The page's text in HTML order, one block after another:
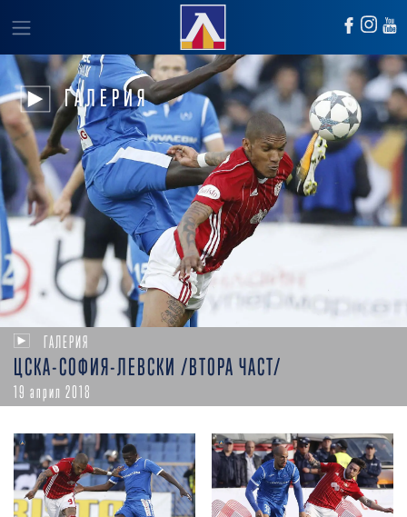
ГАЛЕРИЯ
ГАЛЕРИЯ
ЦСКА-СОФИЯ-ЛЕВСКИ /ВТОРА ЧАСТ/
19 април 2018